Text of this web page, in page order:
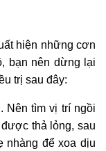
hiện những cơn
bạn nên dừng lại
trị sau đây:
Nên tìm vị trí ngồi
thả lỏng, sau
nhàng để xoa dịu